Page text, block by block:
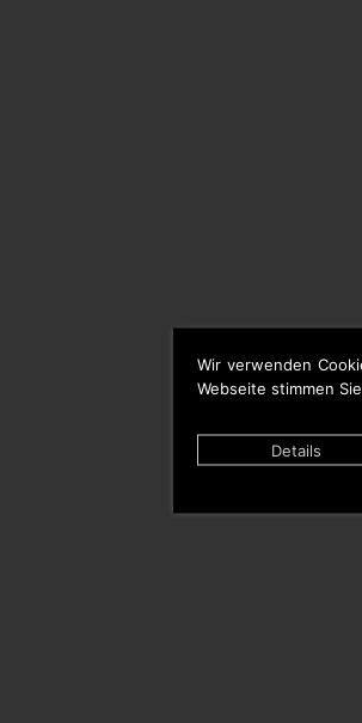
Wir verwenden
Webseite stimmen
Details